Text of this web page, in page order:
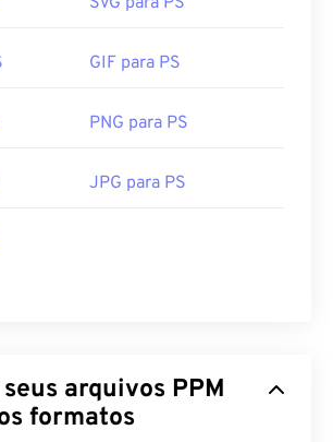
GIF para PS
PNG para PS
JPG para PS
arquivos PPM
formatos